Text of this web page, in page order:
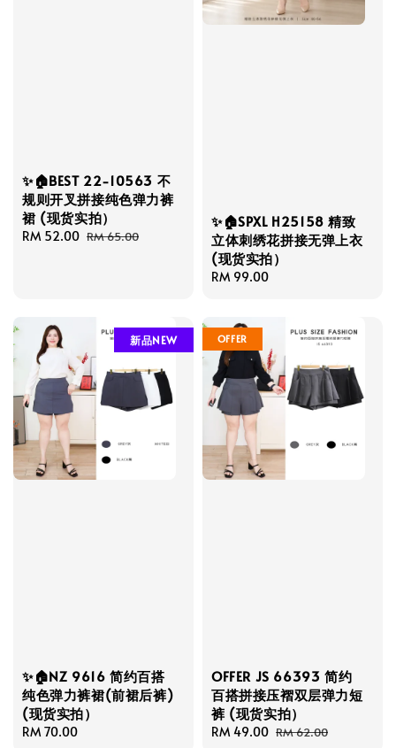
✨🏠BEST 22-10563 不
规则开叉拼接纯色弹力裤
裙 (现货实拍）
Sale
RM 52.00 Regular
RM 65.00
✨🏠SPXL H25158 精致
立体刺绣花拼接无弹上衣
(现货实拍）
Regular
RM 99.00
新品NEW
✨🏠NZ 9616 简约百搭
纯色弹力裤裙(前裙后裤)
(现货实拍）
Regular
RM 70.00
OFFER
OFFER JS 66393 简约
百搭拼接压褶双层弹力短
裤 (现货实拍）
Sale
RM 49.00 Regular
RM 62.00